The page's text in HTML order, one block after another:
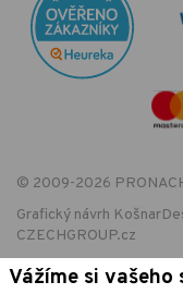
© 2009-2026
Grafický návrh
CZECHGROUP.cz
Vážíme si vašeho